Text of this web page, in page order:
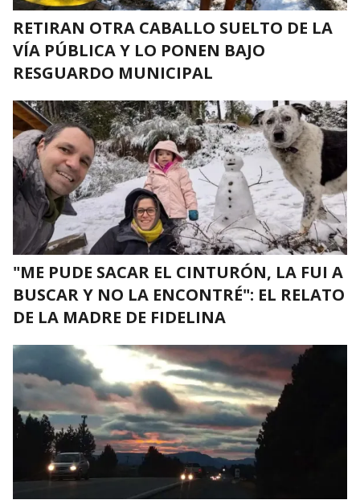
RETIRAN OTRA CABALLO SUELTO DE LA
VÍA PÚBLICA Y LO PONEN BAJO
RESGUARDO MUNICIPAL
"ME PUDE SACAR EL CINTURÓN, LA FUI A
BUSCAR Y NO LA ENCONTRÉ": EL RELATO
DE LA MADRE DE FIDELINA